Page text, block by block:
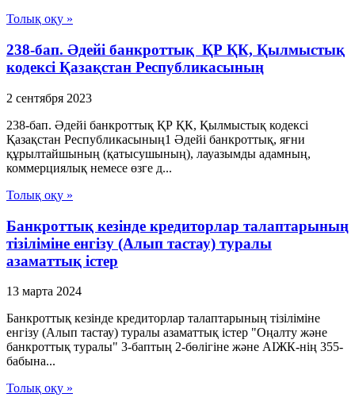
Толық оқу »
238-бап. Әдейi банкроттық ҚР ҚК, Қылмыстық
кодексi Қазақстан Республикасының
2 сентября 2023
238-бап. Әдейi банкроттық ҚР ҚК, Қылмыстық кодексi
Қазақстан Республикасының1 Әдейі банкроттық, яғни
құрылтайшының (қатысушының), лауазымды адамның,
коммерциялық немесе өзге д...
Толық оқу »
Банкроттық кезінде кредиторлар талаптарының
тізіліміне енгізу (Алып тастау) туралы
азаматтық істер
13 марта 2024
Банкроттық кезінде кредиторлар талаптарының тізіліміне
енгізу (Алып тастау) туралы азаматтық істер "Оңалту және
банкроттық туралы" 3-баптың 2-бөлігіне және АІЖК-нің 355-
бабына...
Толық оқу »